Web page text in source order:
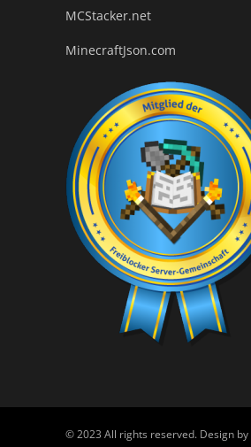
MCStacker.net
MinecraftJson.com
© 2023 All rights reserved. Design by